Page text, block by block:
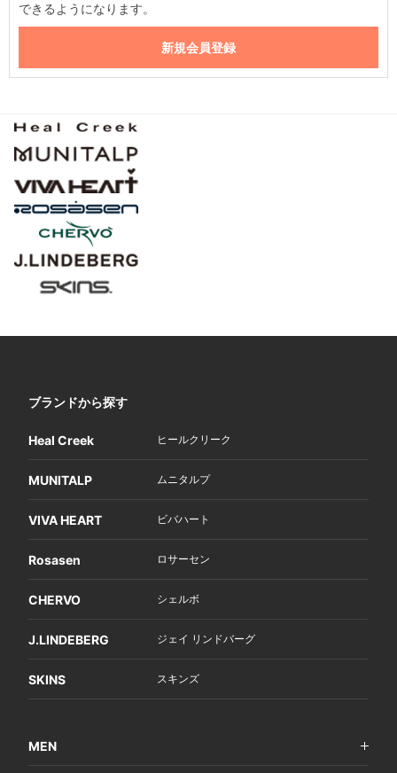
できるようになります。
ブランドから探す
Heal Creek ヒールクリーク
MUNITALP ムニタルプ
VIVA HEART ビバハート
Rosasen ロサーセン
CHERVO シェルボ
J.LINDEBERG ジェイ リンドバーグ
SKINS スキンズ
MEN